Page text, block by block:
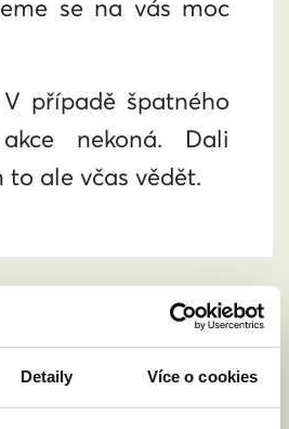
Detaily Více o cookies
se na vás moc
V případě špatného
nekoná. Dali
to ale včas vědět.
že plánujete
sebou vezměte